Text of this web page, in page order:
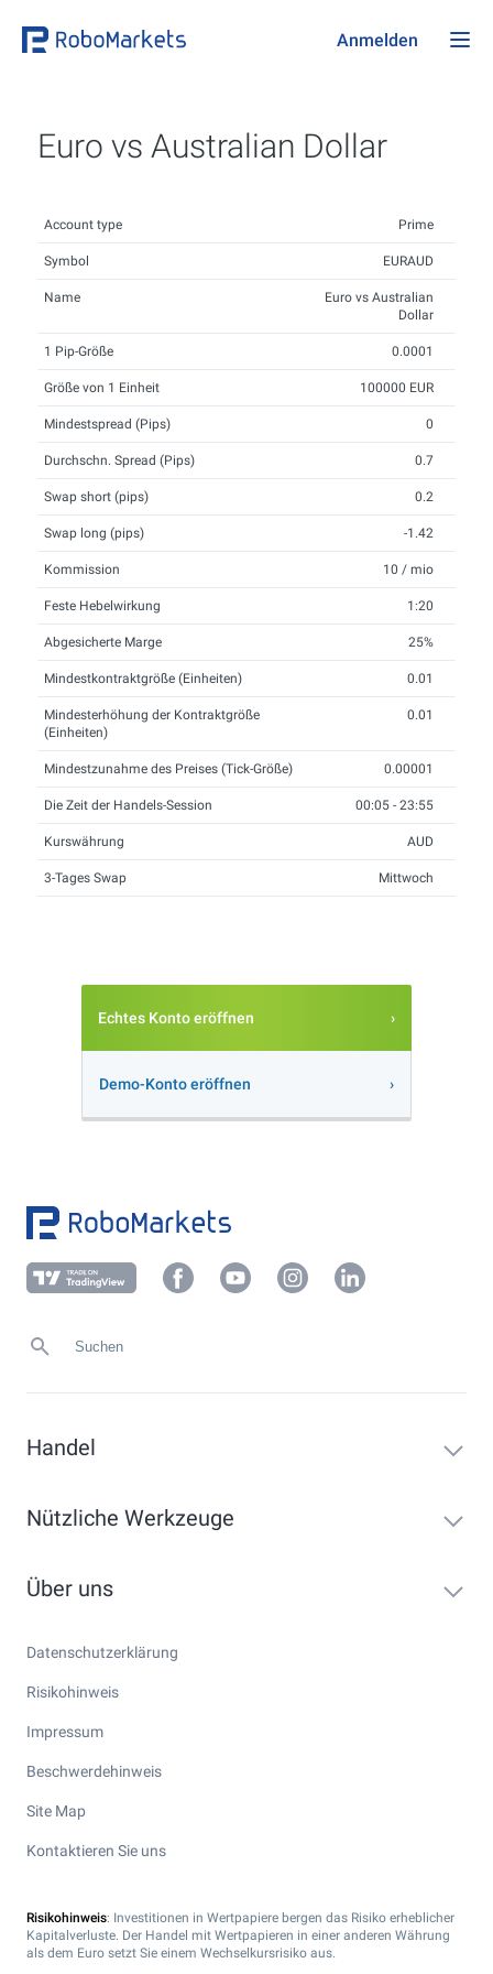
Anmelden
Euro vs Australian Dollar
Account type Prime
Symbol EURAUD
Name
Euro vs Australian
Dollar
1 Pip-Größe 0.0001
Größe von 1 Einheit 100000 EUR
Mindestspread (Pips) 0
Durchschn. Spread (Pips) 0.7
Swap short (pips) 0.2
Swap long (pips) -1.42
Kommission 10 / mio
Feste Hebelwirkung 1:20
Abgesicherte Marge 25%
Mindestkontraktgröße (Einheiten) 0.01
Mindesterhöhung der Kontraktgröße
(Einheiten)
0.01
Mindestzunahme des Preises (Tick-Größe) 0.00001
Die Zeit der Handels-Session 00:05 - 23:55
Kurswährung AUD
3-Tages Swap Mittwoch
Echtes Konto eröffnen
Demo-Konto eröffnen
Handel
Nützliche Werkzeuge
Über uns
Datenschutzerklärung
Risikohinweis
Impressum
Beschwerdehinweis
Site Map
Kontaktieren Sie uns
Risikohinweis: Investitionen in Wertpapiere bergen das Risiko erheblicher
Kapitalverluste. Der Handel mit Wertpapieren in einer anderen Währung
als dem Euro setzt Sie einem Wechselkursrisiko aus.